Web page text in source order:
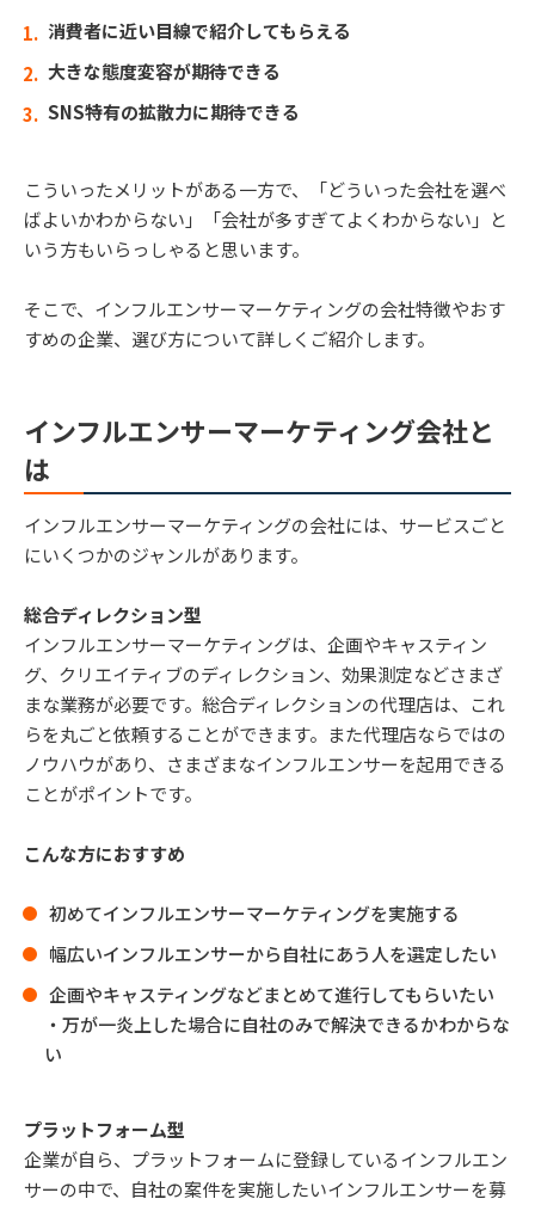
消費者に近い目線で紹介してもらえる
大きな態度変容が期待できる
SNS特有の拡散力に期待できる
こういったメリットがある一方で、「どういった会社を選べ
ばよいかわからない」「会社が多すぎてよくわからない」と
いう方もいらっしゃると思います。
そこで、インフルエンサーマーケティングの会社特徴やおす
すめの企業、選び方について詳しくご紹介します。
インフルエンサーマーケティング会社と
は
インフルエンサーマーケティングの会社には、サービスごと
にいくつかのジャンルがあります。
総合ディレクション型
インフルエンサーマーケティングは、企画やキャスティン
グ、クリエイティブのディレクション、効果測定などさまざ
まな業務が必要です。総合ディレクションの代理店は、これ
らを丸ごと依頼することができます。また代理店ならではの
ノウハウがあり、さまざまなインフルエンサーを起用できる
ことがポイントです。
こんな方におすすめ
初めてインフルエンサーマーケティングを実施する
幅広いインフルエンサーから自社にあう人を選定したい
企画やキャスティングなどまとめて進行してもらいたい
・万が一炎上した場合に自社のみで解決できるかわからな
い
プラットフォーム型
企業が自ら、プラットフォームに登録しているインフルエン
サーの中で、自社の案件を実施したいインフルエンサーを募